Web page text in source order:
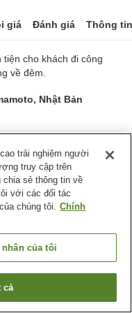
giá Đánh giá Thông
cho khách đi công
về đêm.
Nhật Bản
bán hàng tự động
ủi có phí
Thành phố Kumamoto
trải nghiệm người
truy cập trên
chia sẻ thông tin về
với các đối tác
chúng tôi. Chính
của tôi
cả